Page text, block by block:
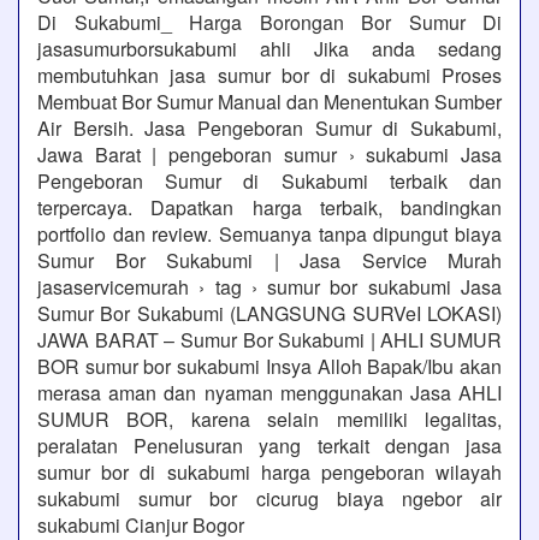
Di Sukabumi_ Harga Borongan Bor Sumur Di
jasasumurborsukabumi ahli Jika anda sedang
membutuhkan jasa sumur bor di sukabumi Proses
Membuat Bor Sumur Manual dan Menentukan Sumber
Air Bersih. Jasa Pengeboran Sumur di Sukabumi,
Jawa Barat | pengeboran sumur › sukabumi Jasa
Pengeboran Sumur di Sukabumi terbaik dan
terpercaya. Dapatkan harga terbaik, bandingkan
portfolio dan review. Semuanya tanpa dipungut biaya
Sumur Bor Sukabumi | Jasa Service Murah
jasaservicemurah › tag › sumur bor sukabumi Jasa
Sumur Bor Sukabumi (LANGSUNG SURVeI LOKASI)
JAWA BARAT – Sumur Bor Sukabumi | AHLI SUMUR
BOR sumur bor sukabumi Insya Alloh Bapak/Ibu akan
merasa aman dan nyaman menggunakan Jasa AHLI
SUMUR BOR, karena selain memiliki legalitas,
peralatan Penelusuran yang terkait dengan jasa
sumur bor di sukabumi harga pengeboran wilayah
sukabumi sumur bor cicurug biaya ngebor air
sukabumi Cianjur Bogor